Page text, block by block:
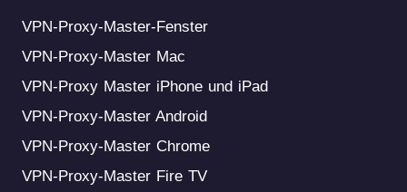
VPN-Proxy-Master-Fenster
VPN-Proxy-Master Mac
VPN-Proxy Master iPhone und iPad
VPN-Proxy-Master Android
VPN-Proxy-Master Chrome
VPN-Proxy-Master Fire TV